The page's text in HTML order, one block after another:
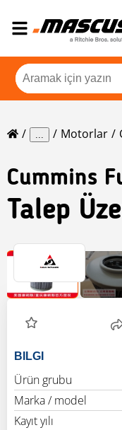
... Motorlar
Cummins
Talep
BILGI
Ürün grubu
Marka / model
Kayıt yılı